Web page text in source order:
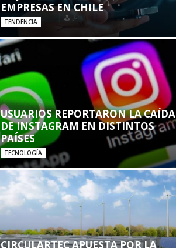
EMPRESAS EN CHILE
TENDENCIA
USUARIOS REPORTARON LA CAÍDA
DE INSTAGRAM EN DISTINTOS
PAÍSES
TECNOLOGÍA
CIRCULARTEC APUESTA POR LA